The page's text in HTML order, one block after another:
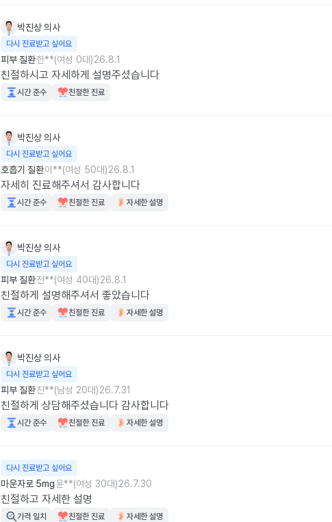
박진상의사
다시 진료받고 싶어요
피부 질환한**(여성 0대)26.8.1
친절하시고 자세하게 설명주셨습니다
시간 준수 친절한 진료
박진상의사
다시 진료받고 싶어요
호흡기 질환이**(여성 50대)26.8.1
자세히 진료해주셔서 감사합니다
시간 준수 친절한 진료 자세한 설명
박진상의사
다시 진료받고 싶어요
피부 질환전**(여성 40대)26.8.1
친절하게 설명해주셔서 좋았습니다
시간 준수 친절한 진료 자세한 설명
박진상의사
다시 진료받고 싶어요
피부 질환진**(남성 20대)26.7.31
친절하게 상담해주셨습니다 감사합니다
시간 준수 친절한 진료 자세한 설명
다시 진료받고 싶어요
마운자로 5mg윤**(여성 30대)26.7.30
친절하고 자세한 설명
가격 일치 친절한 진료 자세한 설명